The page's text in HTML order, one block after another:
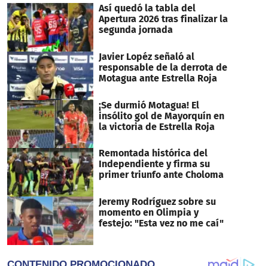
Así quedó la tabla del
Apertura 2026 tras finalizar la
segunda jornada
Javier Lopéz señaló al
responsable de la derrota de
Motagua ante Estrella Roja
¡Se durmió Motagua! El
insólito gol de Mayorquín en
la victoria de Estrella Roja
Remontada histórica del
Independiente y firma su
primer triunfo ante Choloma
Jeremy Rodríguez sobre su
momento en Olimpia y
festejo: "Esta vez no me caí"